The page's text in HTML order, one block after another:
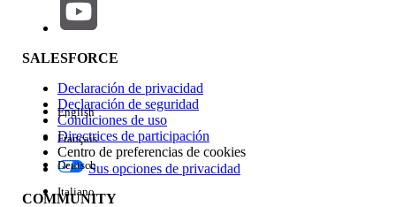
Repercusión de función
Edición
SALESFORCE
Declaración de privacidad
Declaración de seguridad
Condiciones de uso
Directrices de participación
Centro de preferencias de cookies
Sus opciones de privacidad
COMMUNITY
English
Français
Deutsch
Italiano